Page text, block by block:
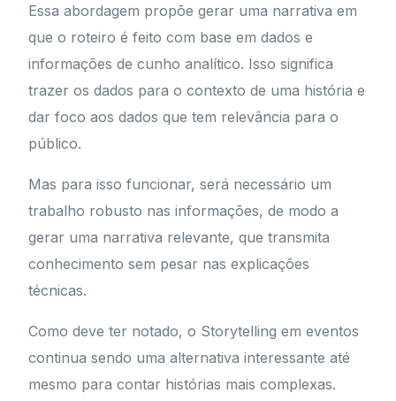
Essa abordagem propõe gerar uma narrativa em
que o roteiro é feito com base em dados e
informações de cunho analítico. Isso significa
trazer os dados para o contexto de uma história e
dar foco aos dados que tem relevância para o
público.
Mas para isso funcionar, será necessário um
trabalho robusto nas informações, de modo a
gerar uma narrativa relevante, que transmita
conhecimento sem pesar nas explicações
técnicas.
Como deve ter notado, o Storytelling em eventos
continua sendo uma alternativa interessante até
mesmo para contar histórias mais complexas.